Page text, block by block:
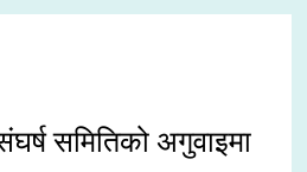
समितिको अगुवाइमा